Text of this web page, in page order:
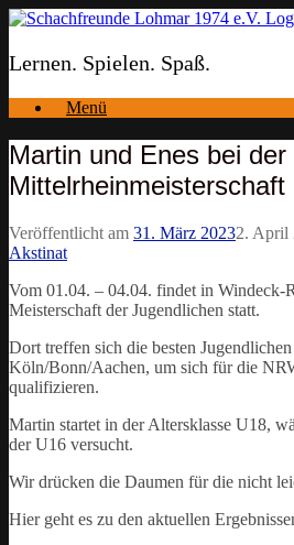
Zum
springen
Lernen. Spielen. Spaß.
Menü
Martin und Enes bei der
Mittelrheinmeisterschaft
Veröffentlicht am 31. März 20232. April
Akstinat
Vom 01.04. – 04.04. findet in Windeck-
Meisterschaft der Jugendlichen statt.
Dort treffen sich die besten
Köln/Bonn/Aachen, um sich für die
qualifizieren.
Martin startet in der Altersklasse U18,
der U16 versucht.
Wir drücken die Daumen für die nicht
Hier geht es zu den aktuellen